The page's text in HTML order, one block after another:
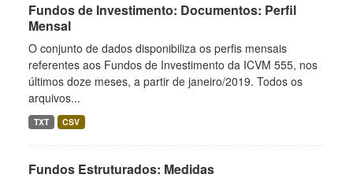
Fundos de Investimento: Documentos: Perfil
Mensal
O conjunto de dados disponibiliza os perfis mensais
referentes aos Fundos de Investimento da ICVM 555, nos
últimos doze meses, a partir de janeiro/2019. Todos os
arquivos...
TXT CSV
Fundos Estruturados: Medidas